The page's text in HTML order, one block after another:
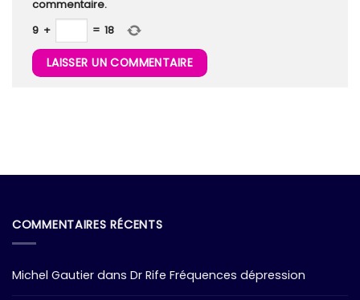
commentaire.
9 + = 18
COMMENTAIRES RÉCENTS
Michel Gautier dans Dr Rife Fréquences dépression